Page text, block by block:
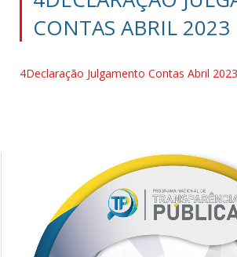
CONTAS ABRIL 2023
4Declaração Julgamento Contas Abril 2023